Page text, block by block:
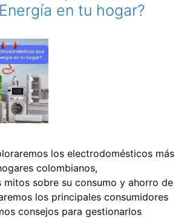
en tu hogar?
los electrodomésticos más
colombianos,
mitos sobre su consumo y ahorro de
los principales consumidores
consejos para gestionarlos